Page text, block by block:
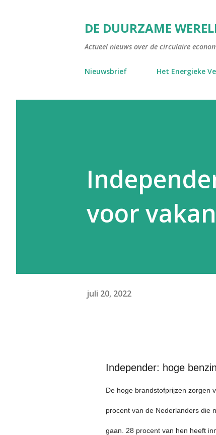
DE DUURZAME
Actueel nieuws over de circulaire
Nieuwsbrief Het Energieke
voor
juli 20, 2022
Independer: hoge
De hoge brandstofprijzen zorgen
procent van de Nederlanders die
gaan. 28 procent van hen heeft